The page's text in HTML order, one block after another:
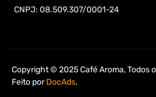
CNPJ: 08.509.307/0001-24
Copyright © 2025 Café Aroma, Todos
Feito porDocAds.